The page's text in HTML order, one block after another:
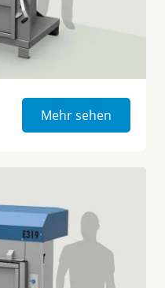
Mehr sehen